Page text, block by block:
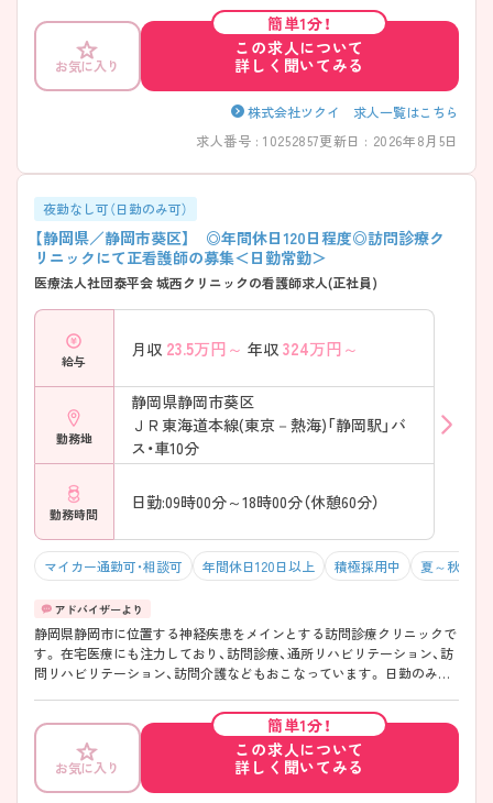
の質の向上にも繋がるよう努めておられます。 ◆従業員一人ひとりが子
育てと仕事を両立し、その能力を最大限に発揮できる職場づくりに励む
「子育てサポート企業」として、2023年に「くるみん」の認定を受けまし
た。 ・育児短時間勤務：お子さんが中学校に入学するまで、1日の勤務時間
を最短6時間に短縮できます。国の制度より長く利用できるのが特徴で
す。 ◆入社後は、初期研修をはじめ、OJT、オンデマンド研修など様々な
して着実にスキルアップできる環境です。
お気に入り
簡単1分！
この求人について
詳しく聞いてみる
株式会社ツクイ 求人一覧はこちら
求人番号 : 10252857更新日 : 2026年8月5日
夜勤なし可（日勤のみ可）
【静岡県／静岡市葵区】 ◎年間休日120日程度◎訪問診療ク
リニックにて正看護師の募集＜日勤常勤＞
医療法人社団泰平会 城西クリニックの看護師求人(正社員)
給与
月収 23.5万円～ 年収 324万円～
勤務地
静岡県静岡市葵区
ＪＲ東海道本線(東京－熱海)「静岡駅」バ
ス・車10分
勤務時間
日勤:09時00分～18時00分（休憩60分）
マイカー通勤可・相談可 年間休日120日以上 積極採用中 夏～秋入職
静岡県静岡市に位置する神経疾患をメインとする訪問診療クリニックで
す。 在宅医療にも注力しており、訪問診療、通所リハビリテーション、訪
問リハビリテーション、訪問介護などもおこなっています。 日勤のみの
を実践し、外来から在宅医療まで幅広くトータルな経験や知識を身につ
けることができます。興味のある方は是非ご応募ください。
お気に入り
簡単1分！
この求人について
詳しく聞いてみる